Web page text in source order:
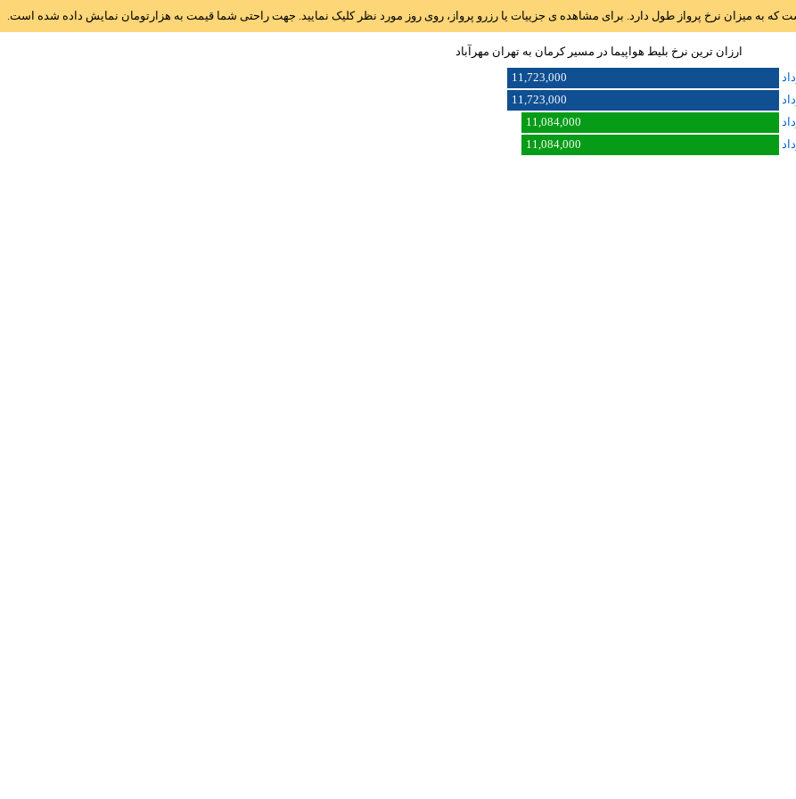
که به میزان نرخ پرواز طول دارد. برای مشاهده ی جزییات یا رزرو پرواز، روی روز مورد نظر کلیک نمایید. جهت راحتی شما قیمت به هزارتومان نمایش داده شده است.
ارزان ترین نرخ بلیط هواپیما در مسیر کرمان به تهران مهرآباد
11,723,000
11,723,000
11,084,000
11,084,000